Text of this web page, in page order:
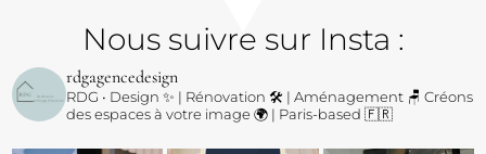
Nous suivre sur Insta :
rdgagencedesign
RDG • Design ✨ | Rénovation 🛠️ | Aménagement 🪑 Créons
des espaces à votre image 🌍 | Paris-based 🇫🇷